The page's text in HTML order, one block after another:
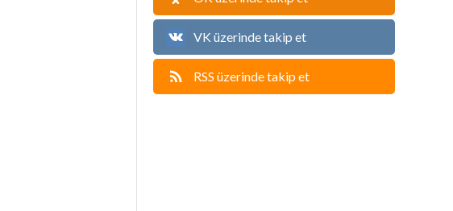
VK üzerinde takip et
RSS üzerinde takip et